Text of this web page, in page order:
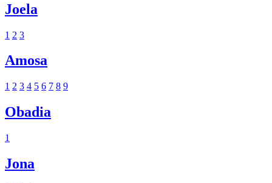
Joela
1 2 3
Amosa
1 2 3 4 5 6 7 8 9
Obadia
1
Jona